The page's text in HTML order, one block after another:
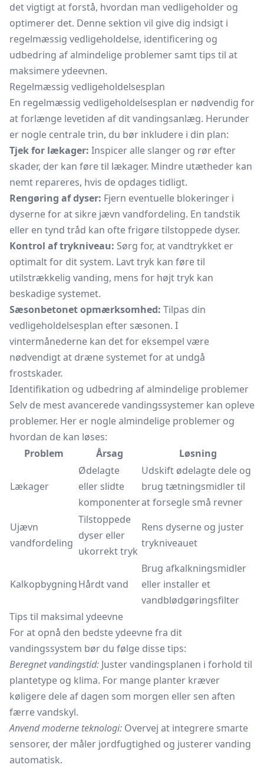
det vigtigt at forstå, hvordan man vedligeholder og
optimerer det. Denne sektion vil give dig indsigt i
regelmæssig vedligeholdelse, identificering og
udbedring af almindelige problemer samt tips til at
maksimere ydeevnen.
Regelmæssig vedligeholdelsesplan
En regelmæssig vedligeholdelsesplan er nødvendig for
at forlænge levetiden af dit vandingsanlæg. Herunder
er nogle centrale trin, du bør inkludere i din plan:
Tjek for lækager: Inspicer alle slanger og rør efter
skader, der kan føre til lækager. Mindre utætheder kan
nemt repareres, hvis de opdages tidligt.
Rengøring af dyser: Fjern eventuelle blokeringer i
dyserne for at sikre jævn vandfordeling. En tandstik
eller en tynd tråd kan ofte frigøre tilstoppede dyser.
Kontrol af trykniveau: Sørg for, at vandtrykket er
optimalt for dit system. Lavt tryk kan føre til
utilstrækkelig vanding, mens for højt tryk kan
beskadige systemet.
Sæsonbetonet opmærksomhed: Tilpas din
vedligeholdelsesplan efter sæsonen. I
vintermånederne kan det for eksempel være
nødvendigt at dræne systemet for at undgå
frostskader.
Identifikation og udbedring af almindelige problemer
Selv de mest avancerede vandingssystemer kan opleve
problemer. Her er nogle almindelige problemer og
hvordan de kan løses:
Problem
Årsag Løsning
Lækager
Ødelagte
eller slidte
komponenter
Udskift ødelagte dele og
brug tætningsmidler til
at forsegle små revner
Ujævn
vandfordeling
Tilstoppede
dyser eller
ukorrekt tryk
Rens dyserne og juster
trykniveauet
KalkopbygningHårdt vand
Brug afkalkningsmidler
eller installer et
vandblødgøringsfilter
Tips til maksimal ydeevne
For at opnå den bedste ydeevne fra dit
vandingssystem bør du følge disse tips:
Beregnet vandingstid: Juster vandingsplanen i forhold til
plantetype og klima. For mange planter kræver
køligere dele af dagen som morgen eller sen aften
færre vandskyl.
Anvend moderne teknologi: Overvej at integrere smarte
sensorer, der måler jordfugtighed og justerer vanding
automatisk.